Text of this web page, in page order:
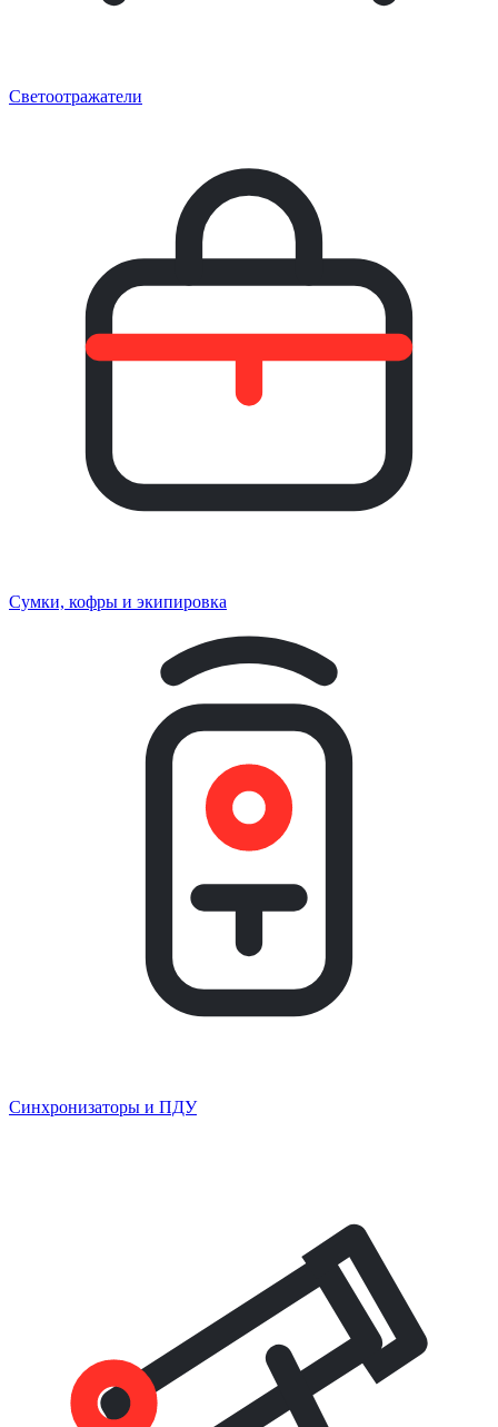
Светоотражатели
Сумки, кофры и экипировка
Синхронизаторы и ПДУ